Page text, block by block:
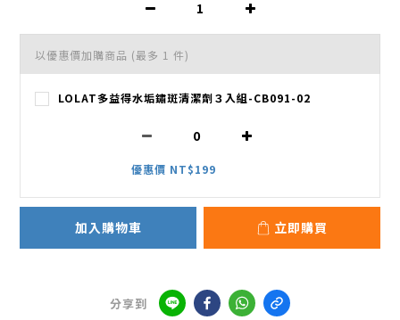
以優惠價加購商品 (最多 1 件)
LOLAT多益得水垢鏽斑清潔劑３入組-CB091-02
優惠價 NT$199
加入購物車 立即購買
分享到